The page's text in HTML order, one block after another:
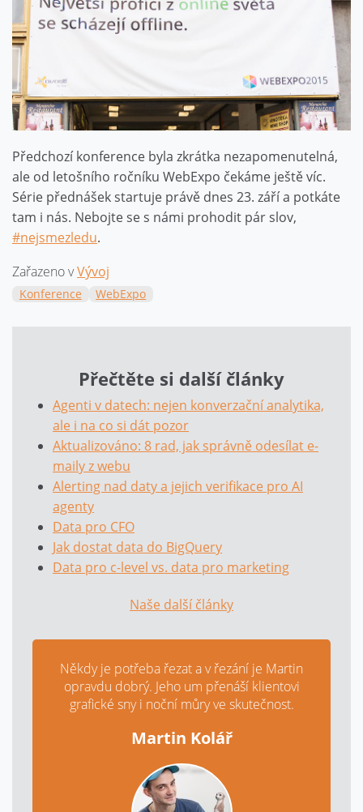
Předchozí konference byla zkrátka nezapomenutelná,
ale od letošního ročníku WebExpo čekáme ještě víc.
Série přednášek startuje právě dnes 23. září a potkáte
tam i nás. Nebojte se s námi prohodit pár slov,
#nejsmezledu.
Zařazeno vVývoj
Konference WebExpo
Přečtěte si další články
Agenti v datech: nejen konverzační analytika,
ale i na co si dát pozor
Aktualizováno: 8 rad, jak správně odesílat e-
maily z webu
Alerting nad daty a jejich verifikace pro AI
agenty
Data pro CFO
Jak dostat data do BigQuery
Data pro c-level vs. data pro marketing
Naše další články
Někdy je potřeba řezat a v řezání je Martin
opravdu dobrý. Jeho um přenáší klientovi
grafické sny i noční můry ve skutečnost.
Martin Kolář